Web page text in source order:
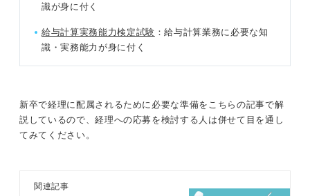
識が身に付く
給与計算実務能力検定試験 ：給与計算業務に必要な知
識・実務能力が身に付く
新卒で経理に配属されるために必要な準備をこちらの記事で解
説しているので、経理への応募を検討する人は併せて目を通し
てみてください。
関連記事